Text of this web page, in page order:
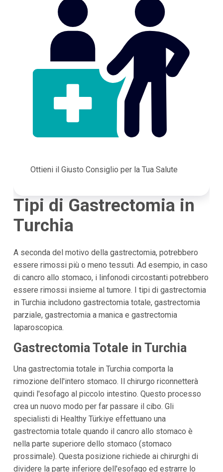
Ottieni il Giusto Consiglio per la Tua Salute
Tipi di Gastrectomia in
Turchia
A seconda del motivo della gastrectomia, potrebbero
essere rimossi più o meno tessuti. Ad esempio, in caso
di cancro allo stomaco, i linfonodi circostanti potrebbero
essere rimossi insieme al tumore. I tipi di gastrectomia
in Turchia includono gastrectomia totale, gastrectomia
parziale, gastrectomia a manica e gastrectomia
laparoscopica.
Gastrectomia Totale in Turchia
Una gastrectomia totale in Turchia comporta la
rimozione dell'intero stomaco. Il chirurgo riconnetterà
quindi l'esofago al piccolo intestino. Questo processo
crea un nuovo modo per far passare il cibo. Gli
specialisti di Healthy Türkiye effettuano una
gastrectomia totale quando il cancro allo stomaco è
nella parte superiore dello stomaco (stomaco
prossimale). Questa posizione richiede ai chirurghi di
dividere la parte inferiore dell'esofago ed estrarre lo